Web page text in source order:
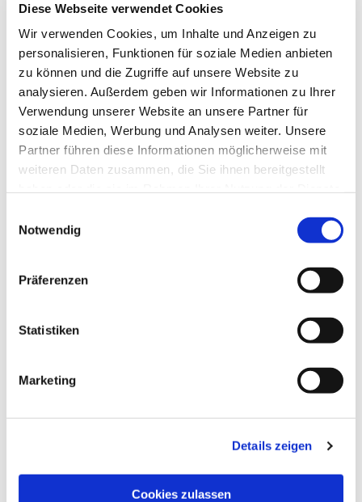
Diese Webseite verwendet Cookies
Wir verwenden Cookies, um Inhalte und Anzeigen zu
personalisieren, Funktionen für soziale Medien anbieten
zu können und die Zugriffe auf unsere Website zu
analysieren. Außerdem geben wir Informationen zu Ihrer
Verwendung unserer Website an unsere Partner für
soziale Medien, Werbung und Analysen weiter. Unsere
Partner führen diese Informationen möglicherweise mit
weiteren Daten zusammen, die Sie ihnen bereitgestellt
Notwendig
Präferenzen
Statistiken
Marketing
Details zeigen
Cookies zulassen
Dies könnte Sie auch
interessieren